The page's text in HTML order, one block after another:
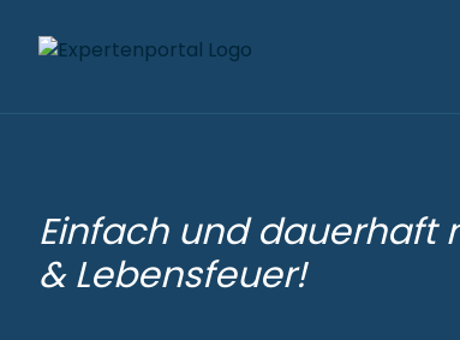
Einfach und dauerhaft
& Lebensfeuer!